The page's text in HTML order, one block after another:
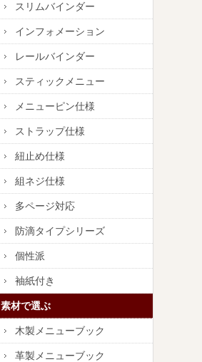
スリムバインダー
インフォメーション
レールバインダー
スティックメニュー
メニューピン仕様
ストラップ仕様
紐止め仕様
組ネジ仕様
多ページ対応
防滴タイプシリーズ
個性派
袖紙付き
素材で選ぶ
木製メニューブック
革製メニューブック